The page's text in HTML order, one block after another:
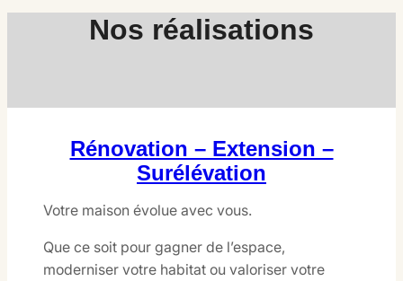
Nos réalisations
Rénovation – Extension –
Surélévation
Votre maison évolue avec vous.
Que ce soit pour gagner de l’espace,
moderniser votre habitat ou valoriser votre